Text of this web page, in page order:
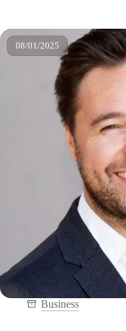
over de verbinding tussen
Samen
Anders
Business
08/01/2025